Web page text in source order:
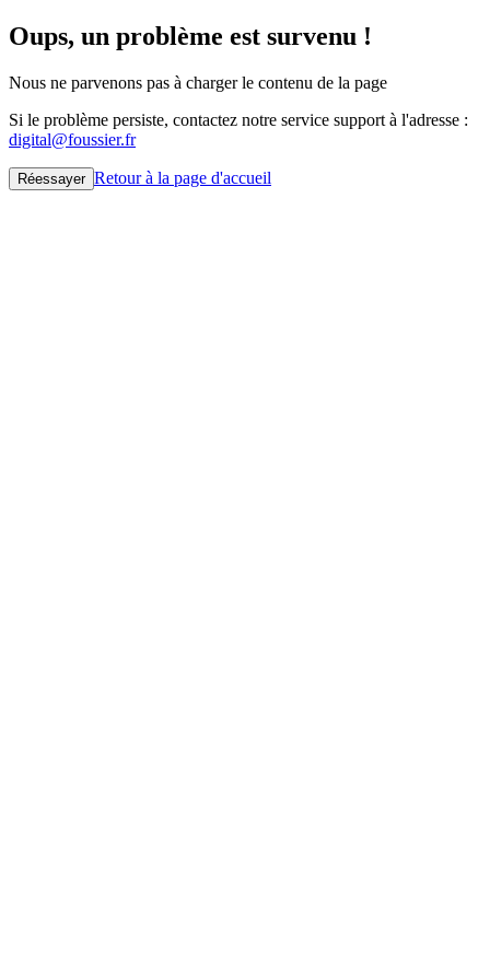
Oups, un problème est survenu !
Nous ne parvenons pas à charger le contenu de la page
Si le problème persiste, contactez notre service support à l'adresse :
digital@foussier.fr
Réessayer Retour à la page d'accueil